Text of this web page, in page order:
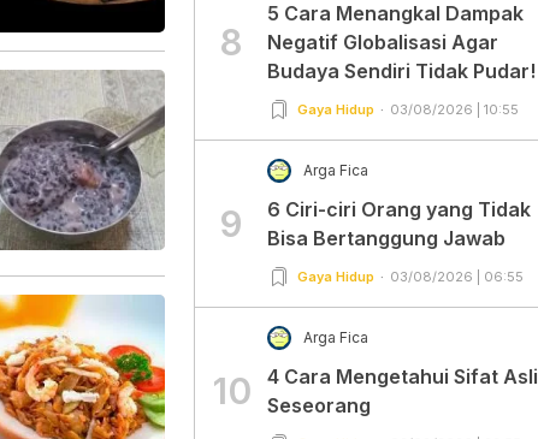
8
5 Cara Menangkal Dampak
Negatif Globalisasi Agar
Budaya Sendiri Tidak Pudar!
Gaya Hidup 03/08/2026 | 10:55
9
Arga Fica
6 Ciri-ciri Orang yang Tidak
Bisa Bertanggung Jawab
Gaya Hidup 03/08/2026 | 06:55
10
Arga Fica
4 Cara Mengetahui Sifat Asli
Seseorang